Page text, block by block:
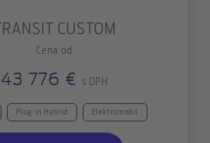
TRANSIT CUSTOM
Cena od
43 776 € s DPH
Plug-in Hybrid Elektromobil